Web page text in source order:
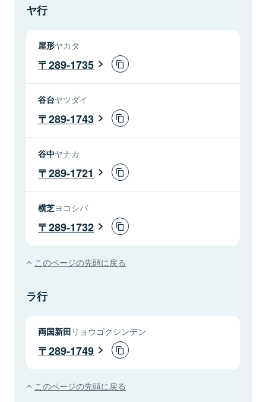
ヤ行
屋形ヤカタ
289-1735
谷台ヤツダイ
289-1743
谷中ヤナカ
289-1721
横芝ヨコシバ
289-1732
このページの先頭に戻る
ラ行
両国新田 リョウゴクシンデン
289-1749
このページの先頭に戻る